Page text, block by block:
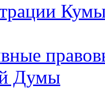
Думы